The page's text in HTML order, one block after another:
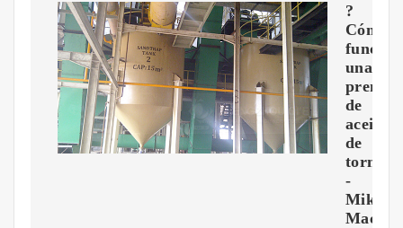
?
Cómo
una
prensa
de
aceite
de
-
Mikim